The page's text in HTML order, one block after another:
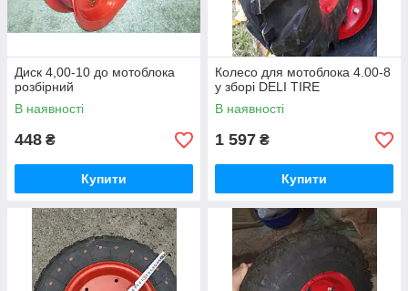
Диск 4,00-10 до мотоблока
розбірний
В наявності
448 ₴
Купити
Колесо для мотоблока 4.00-8
у зборі DELI TIRE
В наявності
1 597 ₴
Купити